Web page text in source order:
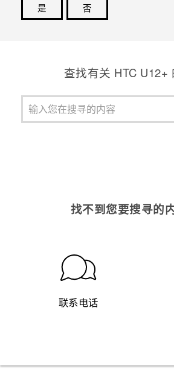
是
否
查找有关 HTC U12+
找不到您要搜寻的
联系电话